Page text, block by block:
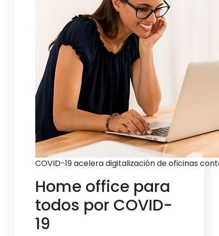
COVID-19 acelera digitalización de oficinas
Home office para
todos por COVID-
19